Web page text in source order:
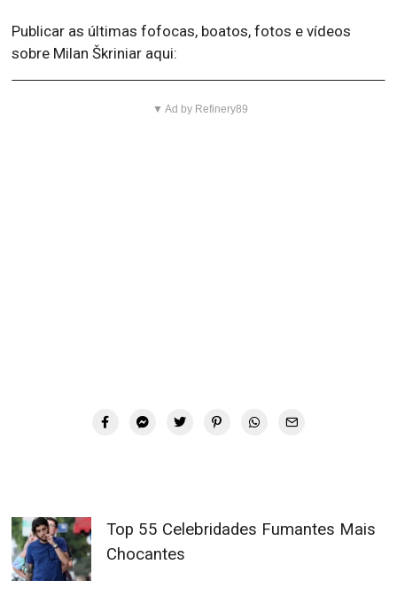
Publicar as últimas fofocas, boatos, fotos e vídeos
sobre Milan Škriniar aqui:
▼ Ad by Refinery89
Top 55 Celebridades Fumantes Mais
Chocantes